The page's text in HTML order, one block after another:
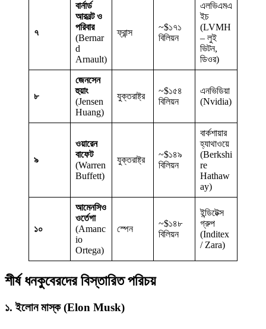
৭
বার্নার্ড
আরনল্ট ও
পরিবার
(Bernar
d
Arnault)
ফ্রান্স
~$১৭১
বিলিয়ন
এলভিএমএ
ইচ
(LVMH
– লুই
ভিটন,
ডিওর)
৮
জেনসেন
হুয়াং
(Jensen
Huang)
যুক্তরাষ্ট্র
~$১৫৪
বিলিয়ন
এনভিডিয়া
(Nvidia)
৯
ওয়ারেন
বাফেট
(Warren
Buffett)
যুক্তরাষ্ট্র
~$১৪৯
বিলিয়ন
বার্কশায়ার
হ্যাথাওয়ে
(Berkshi
re
Hathaw
ay)
১০
আমেনসিও
ওর্তেগা
(Amanc
io
Ortega)
স্পেন
~$১৪৮
বিলিয়ন
ইন্ডিটেক্স
গ্রুপ
(Inditex
/ Zara)
শীর্ষ ধনকুবেরদের বিস্তারিত পরিচয়
১. ইলোন মাস্ক (Elon Musk)